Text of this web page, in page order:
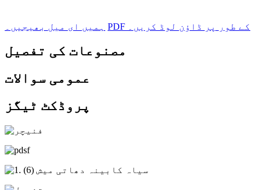
ہمیں ای میل بھیجیں۔ PDF کے طور پر ڈاؤن لوڈ کریں۔
مصنوعات کی تفصیل
عمومی سوالات
پروڈکٹ ٹیگز